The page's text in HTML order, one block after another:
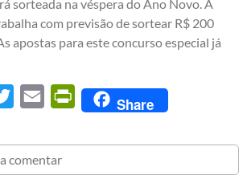
sorteada na véspera do Ano Novo. A
com previsão de sortear R$ 200
apostas para este concurso especial já
Twitter Email PrintFriendly
Share
comentar